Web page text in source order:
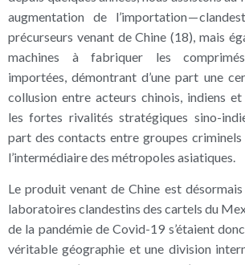
augmentation de l’importation —
précurseurs venant de Chine (18), mais
machines à fabriquer les
importées, démontrant d’une part une
collusion entre acteurs chinois, indiens et
les fortes rivalités stratégiques sino-
part des contacts entre groupes criminels
l’intermédiaire des métropoles asiatiques.
Le produit venant de Chine est
laboratoires clandestins des cartels du
de la pandémie de Covid-19 s’étaient
véritable géographie et une division